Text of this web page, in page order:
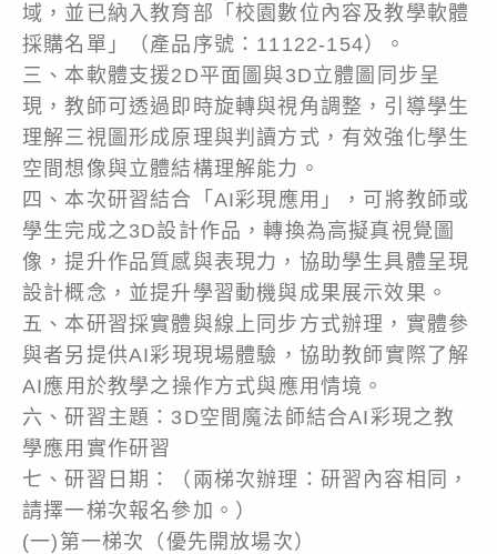
域，並已納入教育部「校園數位內容及教學軟體
採購名單」（產品序號：11122-154）。
三、本軟體支援2D平面圖與3D立體圖同步呈
現，教師可透過即時旋轉與視角調整，引導學生
理解三視圖形成原理與判讀方式，有效強化學生
空間想像與立體結構理解能力。
四、本次研習結合「AI彩現應用」，可將教師或
學生完成之3D設計作品，轉換為高擬真視覺圖
像，提升作品質感與表現力，協助學生具體呈現
設計概念，並提升學習動機與成果展示效果。
五、本研習採實體與線上同步方式辦理，實體參
與者另提供AI彩現現場體驗，協助教師實際了解
AI應用於教學之操作方式與應用情境。
六、研習主題：3D空間魔法師結合AI彩現之教
學應用實作研習
七、研習日期：（兩梯次辦理：研習內容相同，
請擇一梯次報名參加。）
(一)第一梯次（優先開放場次）